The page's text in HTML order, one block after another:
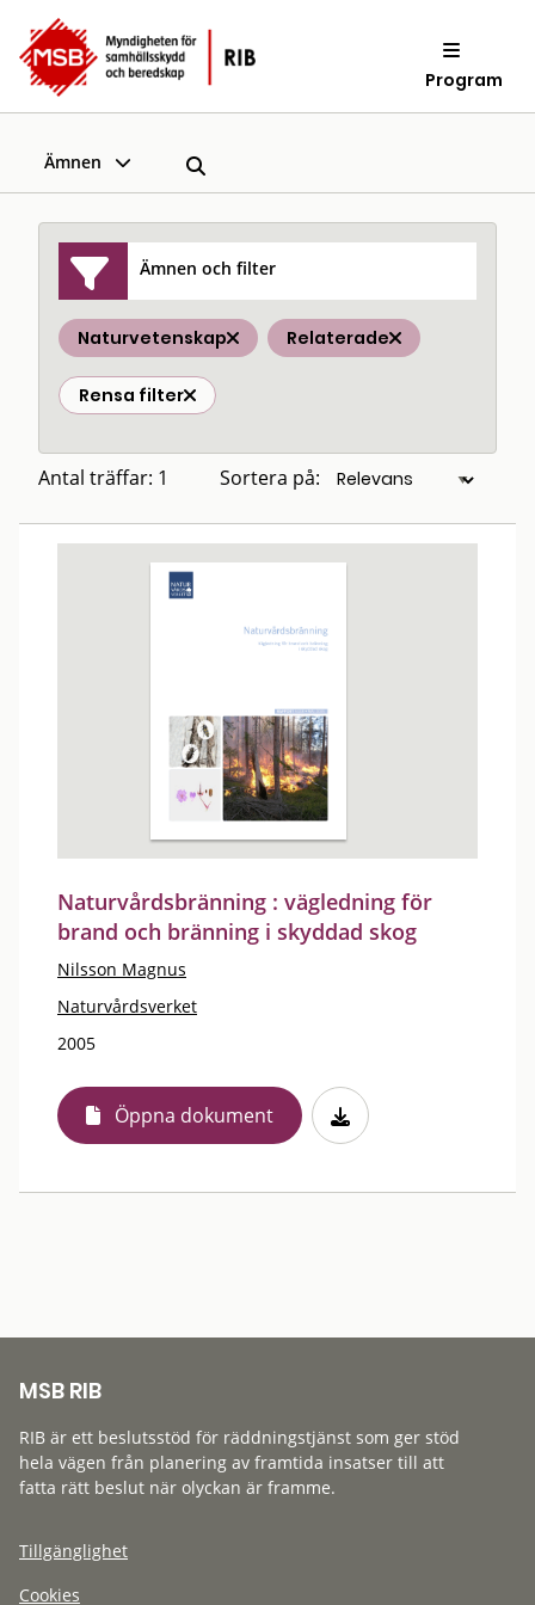
Program
Ämnen
Ämnen och filter
Naturvetenskap Relaterade
Rensa filter
Antal träffar: 1 Sortera på:
Naturvårdsbränning : vägledning för
brand och bränning i skyddad skog
Nilsson Magnus
Naturvårdsverket
2005
Öppna dokument
MSB RIB
RIB är ett beslutsstöd för räddningstjänst som ger stöd
hela vägen från planering av framtida insatser till att
fatta rätt beslut när olyckan är framme.
Tillgänglighet
Cookies